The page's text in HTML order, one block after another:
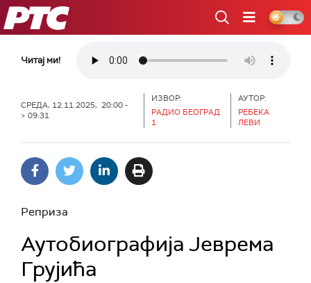
РТС
Читај ми!
СРЕДА, 12.11.2025, 20:00 -
> 09:31
ИЗВОР:
РАДИО БЕОГРАД
1
АУТОР:
РЕБЕКА
ЛЕВИ
Реприза
Аутобиографија Јеврема
Грујића